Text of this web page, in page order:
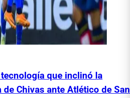
tecnología que inclinó la
Chivas ante Atlético de San